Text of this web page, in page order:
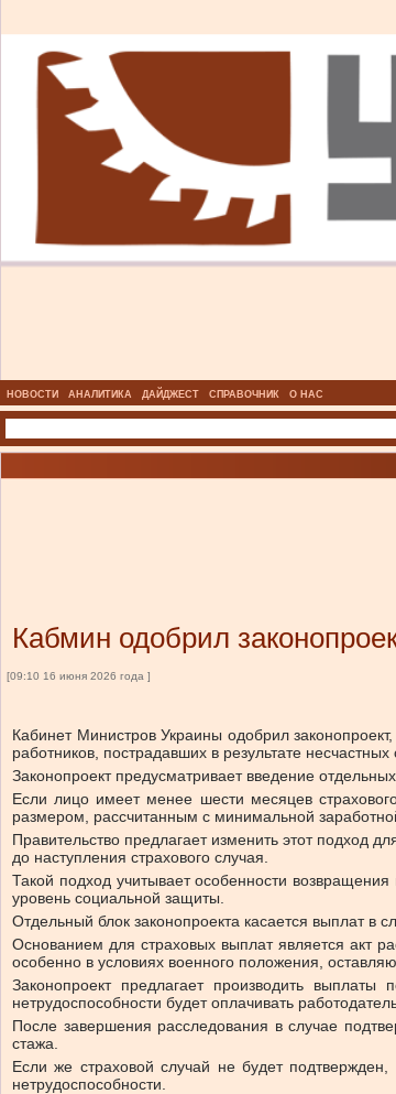
НОВОСТИ АНАЛИТИКА ДАЙДЖЕСТ СПРАВОЧНИК О НАС
Кабмин одобрил
[09:10 16 июня 2026 года ]
Кабинет Министров Украины одобрил
работников, пострадавших в результате
Законопроект предусматривает введение
Если лицо имеет менее шести месяцев
размером, рассчитанным с минимальной
Правительство предлагает изменить этот подход
до наступления страхового случая.
Такой подход учитывает особенности
уровень социальной защиты.
Отдельный блок законопроекта касается выплат в
Основанием для страховых выплат является акт
особенно в условиях военного положения,
Законопроект предлагает производить
нетрудоспособности будет оплачивать
После завершения расследования в случае
стажа.
Если же страховой случай не будет
нетрудоспособности.